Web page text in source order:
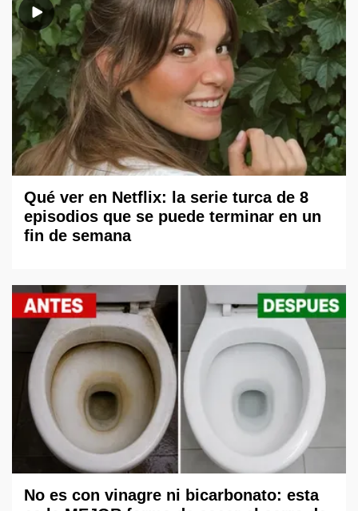
Qué ver en Netflix: la serie turca de 8
episodios que se puede terminar en un
fin de semana
No es con vinagre ni bicarbonato: esta